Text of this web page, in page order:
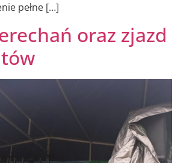
pełne […]
oraz zjazd